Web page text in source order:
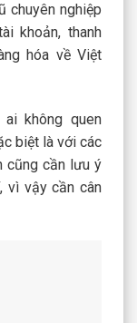
chuyên nghiệp
khoản, thanh
hóa về Việt
không quen
biệt là với các
cũng cần lưu ý
vì vậy cần cân